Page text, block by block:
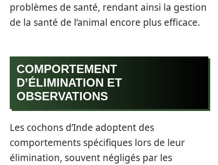
problèmes de santé, rendant ainsi la gestion
de la santé de l’animal encore plus efficace.
COMPORTEMENT
D’ÉLIMINATION ET
OBSERVATIONS
Les cochons d’Inde adoptent des
comportements spécifiques lors de leur
élimination, souvent négligés par les